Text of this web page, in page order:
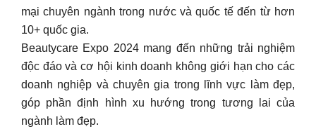
mại chuyên ngành trong nước và quốc tế đến từ hơn
10+ quốc gia.
Beautycare Expo 2024 mang đến những trải nghiệm
độc đáo và cơ hội kinh doanh không giới hạn cho các
doanh nghiệp và chuyên gia trong lĩnh vực làm đẹp,
góp phần định hình xu hướng trong tương lai của
ngành làm đẹp.